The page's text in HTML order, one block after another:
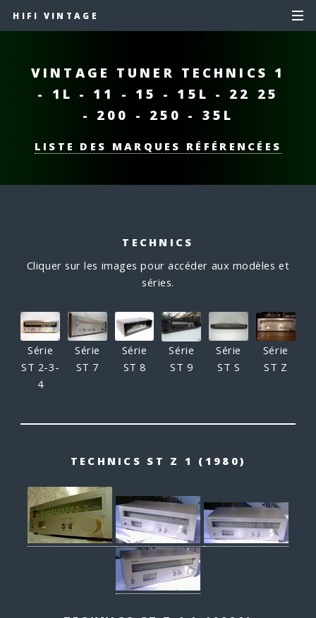
HIFI VINTAGE
VINTAGE TUNER TECHNICS 1
- 1L - 11 - 15 - 15L - 22 25
- 200 - 250 - 35L
LISTE DES MARQUES RÉFÉRENCÉES
TECHNICS
Cliquer sur les images pour accéder aux modèles et
séries.
Série
ST 2-3-
4
Série
ST 7
Série
ST 8
Série
ST 9
Série
ST S
Série
ST Z
TECHNICS ST Z 1 (1980)